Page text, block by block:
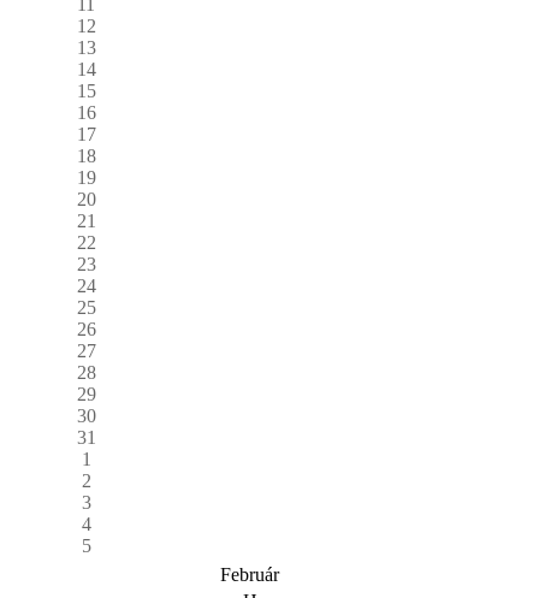
12
13
14
15
16
17
18
19
20
21
22
23
24
25
26
27
28
29
30
31
1
2
3
4
5
Február